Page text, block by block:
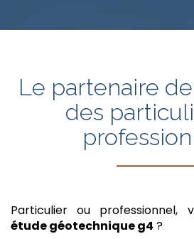
Le partenaire
des
Particulier ou professionnel,
étude géotechnique g4 ?